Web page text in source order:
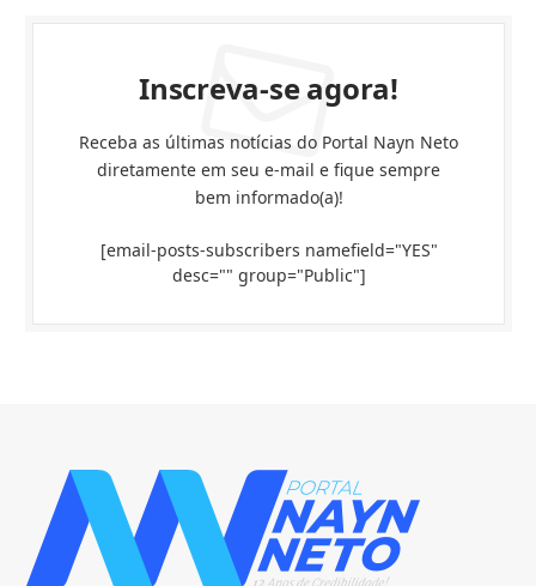
Inscreva-se agora!
Receba as últimas notícias do Portal Nayn Neto
diretamente em seu e-mail e fique sempre
bem informado(a)!
[email-posts-subscribers namefield="YES"
desc="" group="Public"]